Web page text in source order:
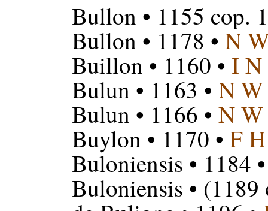
Bullon • 1155 cop.
Bullon • 1178 • N
Buillon • 1160 • I N
Bulun • 1163 • N W
Bulun • 1166 • N W
Buylon • 1170 • F H
Buloniensis • 1184
Buloniensis • (1189